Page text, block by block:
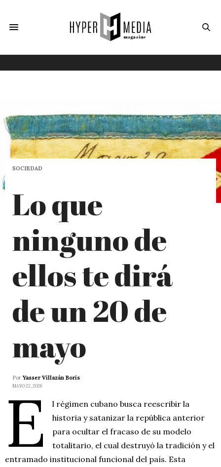
SOCIEDAD
Lo que
ninguno de
ellos te dirá
de un 20 de
mayo
Por Yasser Villazán Boris
MAYO 22, 2026
E
l régimen cubano busca reescribir la
historia y satanizar la república anterior
para ocultar el fracaso de su modelo
totalitario, el cual destruyó la tradición y el
entramado institucional funcional del país. Esta